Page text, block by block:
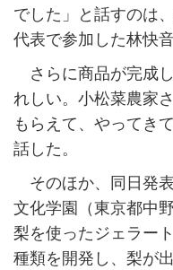
でした」と話すのは
代表で参加した林快
さらに商品が完成
れしい。小松菜農家
もらえて、やってき
話した。
そのほか、同日発
文化学園（東京都中
梨を使ったジェラー
種類を開発し、梨が